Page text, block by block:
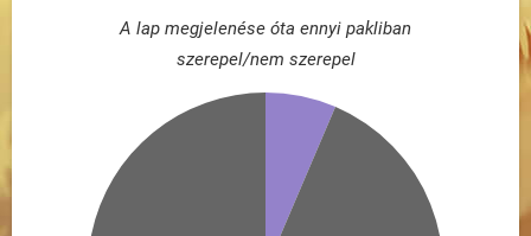
A lap megjelenése óta ennyi pakliban
szerepel/nem szerepel